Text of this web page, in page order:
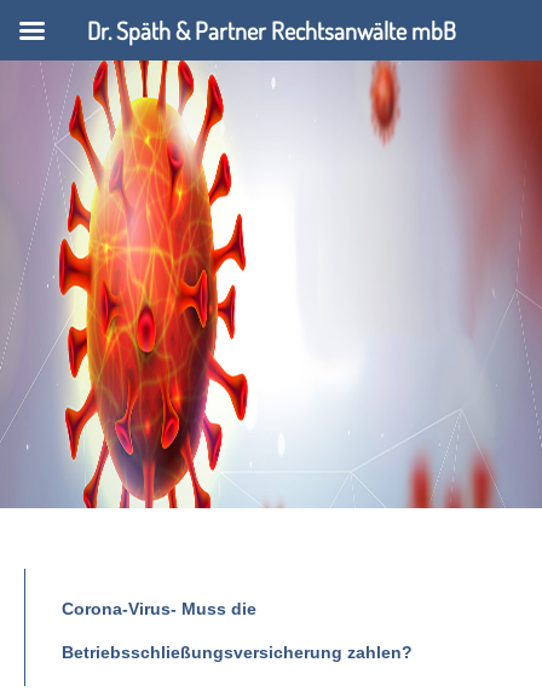
Corona-Virus- Muss die
Betriebsschließungsversicherung zahlen?
Dr. Späth & Partner Rechtsanwälte mbB